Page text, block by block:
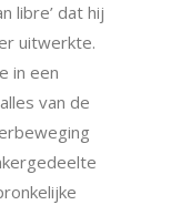
libre’ dat hij
uitwerkte.
in een
van de